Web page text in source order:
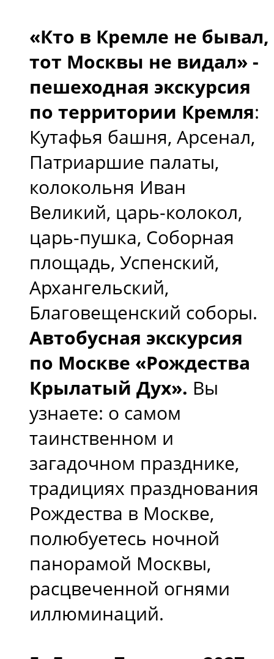
«Кто в Кремле не бывал,
тот Москвы не видал» -
пешеходная экскурсия
по территории Кремля:
Кутафья башня, Арсенал,
Патриаршие палаты,
колокольня Иван
Великий, царь-колокол,
царь-пушка, Соборная
площадь, Успенский,
Архангельский,
Благовещенский соборы.
Автобусная экскурсия
по Москве «Рождества
Крылатый Дух». Вы
узнаете: о самом
таинственном и
загадочном празднике,
традициях празднования
Рождества в Москве,
полюбуетесь ночной
панорамой Москвы,
расцвеченной огнями
иллюминаций.